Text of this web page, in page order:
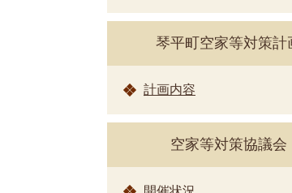
琴平町空家等対策計
計画内容
空家等対策協議会